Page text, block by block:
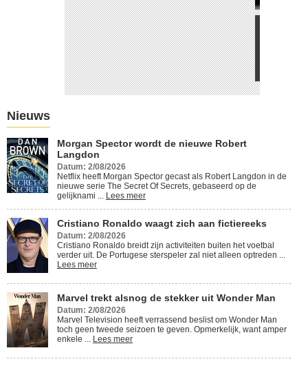
Cristiano Ronaldo waagt zich
aan fictiereeks
Lees meer
Nieuws
Morgan Spector wordt de nieuwe Robert
Langdon
Datum: 2/08/2026
Netflix heeft Morgan Spector gecast als Robert Langdon in de
nieuwe serie The Secret Of Secrets, gebaseerd op de
gelijknami ... Lees meer
Cristiano Ronaldo waagt zich aan fictiereeks
Datum: 2/08/2026
Cristiano Ronaldo breidt zijn activiteiten buiten het voetbal
verder uit. De Portugese sterspeler zal niet alleen optreden ...
Lees meer
Marvel trekt alsnog de stekker uit Wonder Man
Datum: 2/08/2026
Marvel Television heeft verrassend beslist om Wonder Man
toch geen tweede seizoen te geven. Opmerkelijk, want amper
enkele ... Lees meer